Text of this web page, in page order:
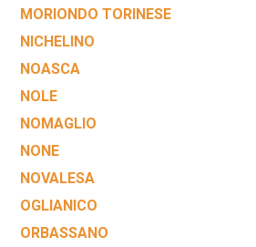
MORIONDO TORINESE
NICHELINO
NOASCA
NOLE
NOMAGLIO
NONE
NOVALESA
OGLIANICO
ORBASSANO